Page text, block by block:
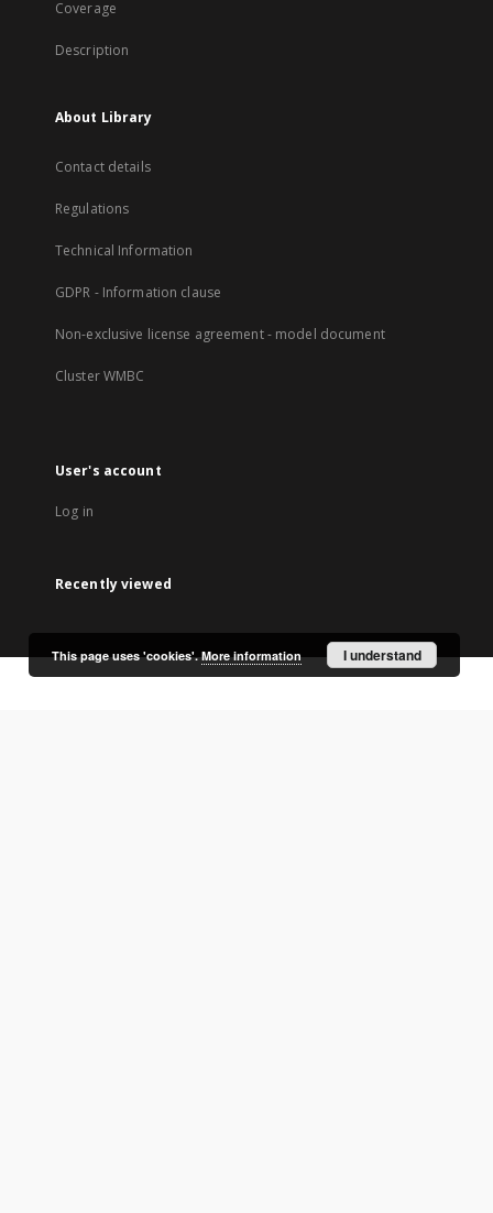
Coverage
Description
About Library
Contact details
Regulations
Technical Information
GDPR - Information clause
Non-exclusive license agreement - model document
Cluster WMBC
User's account
Log in
Recently viewed
This page uses 'cookies'.More information I understand